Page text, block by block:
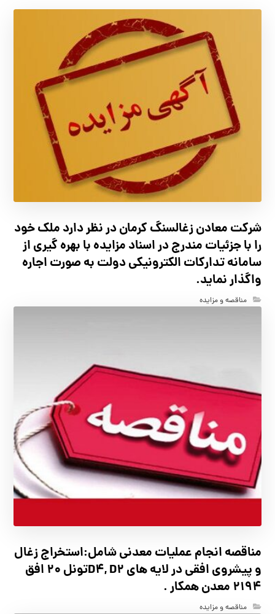
شرکت معادن زغالسنگ کرمان در نظر دارد ملک خود
را با جزئیات مندرج در اسناد مزایده با بهره گیری از
سامانه تدارکات الکترونیکی دولت به صورت اجاره
واگذار نماید.
مناقصه و مزایده
مناقصه انجام عملیات معدنی شامل:استخراج زغال
و پیشروی افقی در لایه های D4, D2تونل 20 افق
2194 معدن همکار .
مناقصه و مزایده